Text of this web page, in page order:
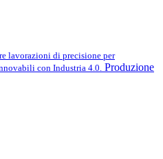
lavorazioni di precisione per
con Industria 4.0. Produzione